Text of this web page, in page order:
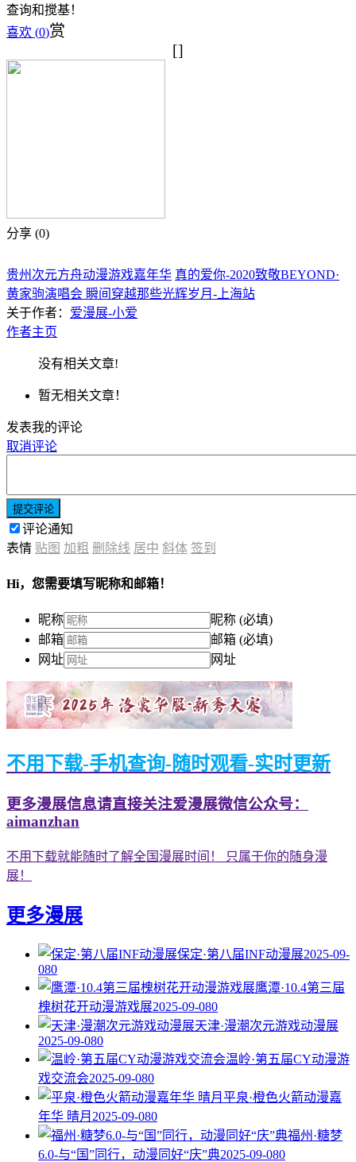
查询和搅基！
喜欢 (0)赏
[]
分享 (0)
贵州次元方舟动漫游戏嘉年华 真的爱你-2020致敬BEYOND·
黄家驹演唱会 瞬间穿越那些光辉岁月-上海站
关于作者： 爱漫展-小爱
作者主页
没有相关文章!
暂无相关文章！
发表我的评论
取消评论
提交评论
评论通知
表情 贴图 加粗 删除线 居中 斜体 签到
Hi，您需要填写昵称和邮箱！
昵称
昵称 (必填)
邮箱
邮箱 (必填)
网址
网址
不用下载-手机查询-随时观看-实时更新
更多漫展信息请直接关注爱漫展微信公众号：
aimanzhan
不用下载就能随时了解全国漫展时间！ 只属于你的随身漫
展！
更多漫展
保定·第八届INF动漫展2025-09-
080
鹰潭·10.4第三届
槐树花开动漫游戏展2025-09-080
天津·漫潮次元游戏动漫展
2025-09-080
温岭·第五届CY动漫游
戏交流会2025-09-080
平泉·橙色火箭动漫嘉
年华 晴月 2025-09-080
福州·糖梦
6.0-与“国”同行，动漫同好“庆”典2025-09-080